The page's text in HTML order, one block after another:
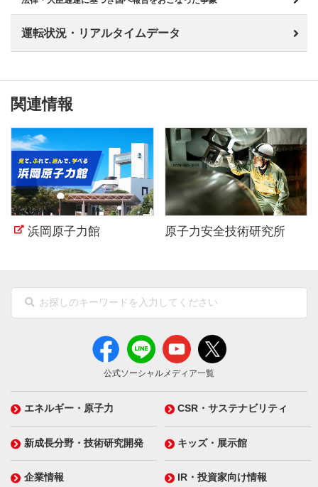
運転状況・リアルタイムデータ
関連情報
浜岡原子力館 原子力安全技術研究所
公式ソーシャルメディア一覧
エネルギー・原子力 CSR・サステナビリティ
新成長分野・技術研究開発 キッズ・展示館
企業情報 IR・投資家向け情報